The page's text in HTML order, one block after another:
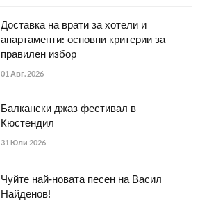
Доставка на врати за хотели и
апартаменти: основни критерии за
правилен избор
01 Авг. 2026
Балкански джаз фестивал в
Кюстендил
31 Юли 2026
Чуйте най-новата песен на Васил
Найденов!